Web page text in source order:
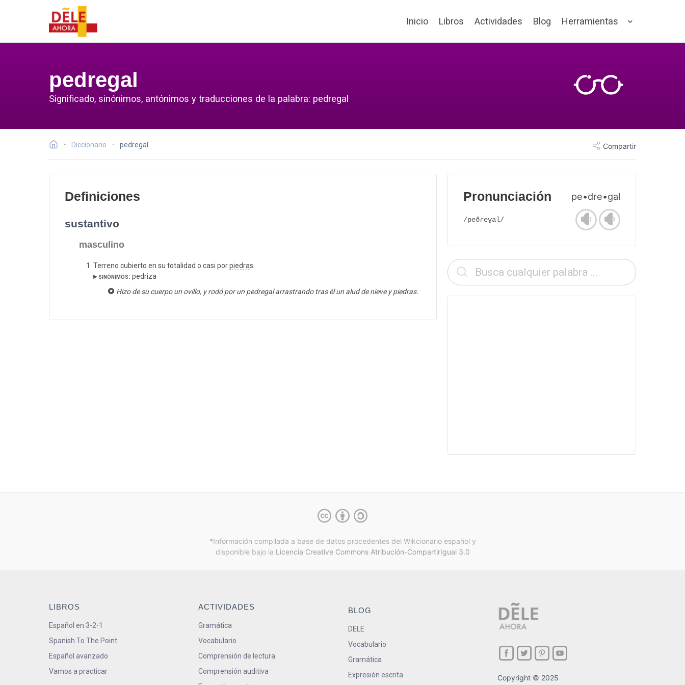
Inicio Libros Actividades Blog Herramientas
pedregal
Significado, sinónimos, antónimos y traducciones de la palabra: pedregal
Diccionario pedregal Compartir
Definiciones
sustantivo
masculino
Terreno cubierto en su totalidad o casi porpiedras.
▸ sinónimos: pedriza
Hizo de su cuerpo un ovillo, y rodó por un pedregal arrastrando tras él un alud de nieve y piedras.
Pronunciación pe•dre•gal
/peðɾeɣal/
*Información compilada a base de datos procedentes del Wikcionario español y
disponible bajo la Licencia Creative Commons Atribución-CompartirIgual 3.0
LIBROS
Español en 3-2-1
Spanish To The Point
Español avanzado
Vamos a practicar
ACTIVIDADES
Gramática
Vocabulario
Comprensión de lectura
Comprensión auditiva
BLOG
DELE
Vocabulario
Gramática
Expresión escrita
Copyright © 2025